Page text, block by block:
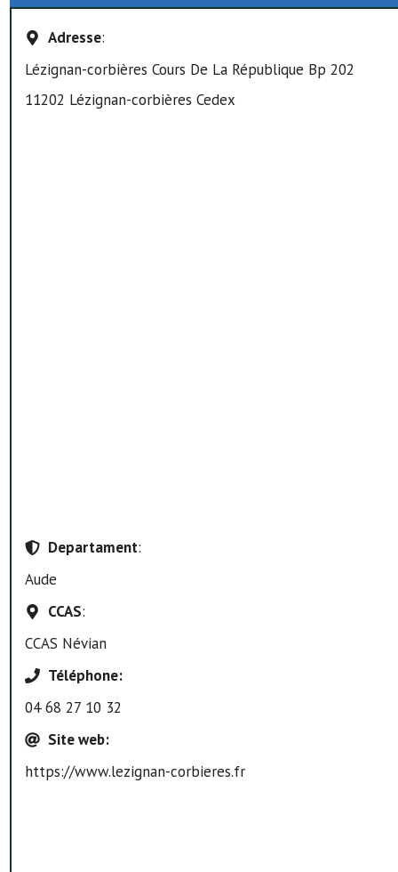
Adresse:
Lézignan-corbières Cours De La République Bp 202
11202 Lézignan-corbières Cedex
Departament:
Aude
CCAS:
CCAS Névian
Téléphone:
04 68 27 10 32
Site web:
https://www.lezignan-corbieres.fr